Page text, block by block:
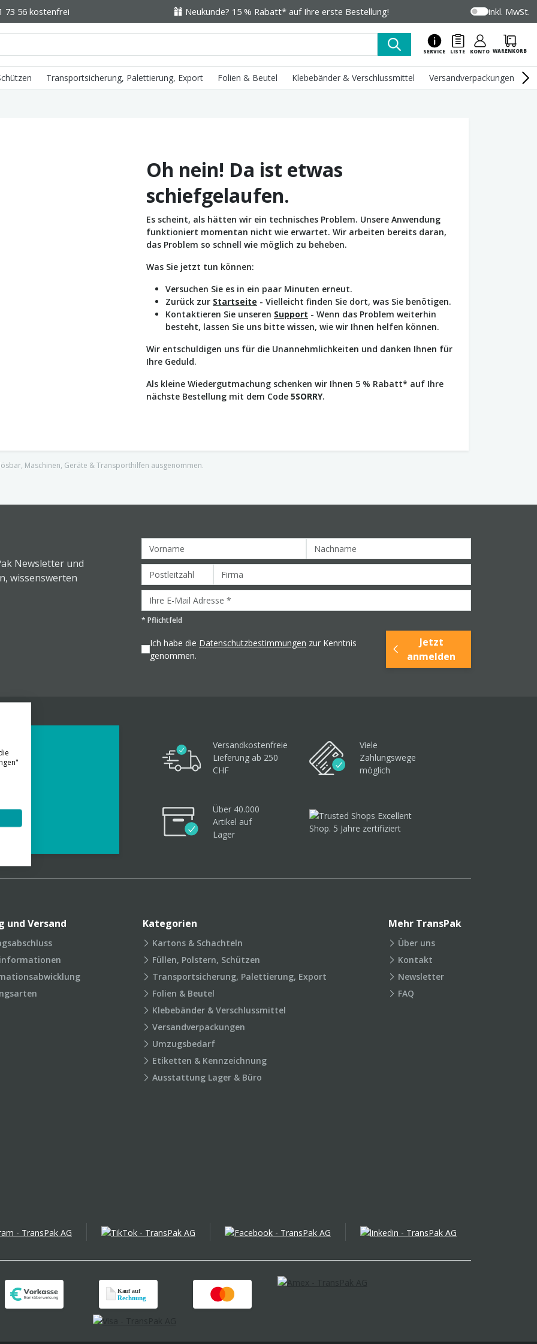
73 56 kostenfrei Neukunde? 15 % Rabatt* auf Ihre erste Bestellung! inkl. MwSt.
SERVICE LISTE KONTO WARENKORB
Transportsicherung, Palettierung, Export Folien & Beutel Klebebänder & Verschlussmittel Versandverpackungen
Oh nein! Da ist etwas
schiefgelaufen.
Es scheint, als hätten wir ein technisches Problem. Unsere Anwendung
funktioniert momentan nicht wie erwartet. Wir arbeiten bereits daran,
das Problem so schnell wie möglich zu beheben.
Was Sie jetzt tun können:
Versuchen Sie es in ein paar Minuten erneut.
Zurück zur Startseite - Vielleicht finden Sie dort, was Sie benötigen.
Kontaktieren Sie unseren Support - Wenn das Problem weiterhin
besteht, lassen Sie uns bitte wissen, wie wir Ihnen helfen können.
Wir entschuldigen uns für die Unannehmlichkeiten und danken Ihnen für
Ihre Geduld.
Als kleine Wiedergutmachung schenken wir Ihnen 5 % Rabatt* auf Ihre
nächste Bestellung mit dem Code 5SORRY.
Maschinen, Geräte & Transporthilfen ausgenommen.
Newsletter und
wissenswerten
* Pflichtfeld
Ich habe die Datenschutzbestimmungen zur Kenntnis
genommen.
Jetzt
anmelden
Versandkostenfreie
Lieferung ab 250
CHF
Viele
Zahlungswege
möglich
Über 40.000
Artikel auf
Lager
und Versand Kategorien
Kartons & Schachteln
Füllen, Polstern, Schützen
Transportsicherung, Palettierung, Export
Folien & Beutel
Klebebänder & Verschlussmittel
Versandverpackungen
Umzugsbedarf
Etiketten & Kennzeichnung
Ausstattung Lager & Büro
Mehr TransPak
Über uns
Kontakt
Newsletter
FAQ